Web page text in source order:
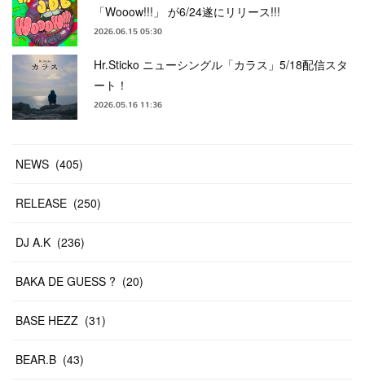
「Wooow!!!」 が6/24遂にリリース!!!
2026.06.15 05:30
Hr.Sticko ニューシングル「カラス」5/18配信スタ
ート！
2026.05.16 11:36
NEWS (405)
RELEASE (250)
DJ A.K (236)
BAKA DE GUESS ? (20)
BASE HEZZ (31)
BEAR.B (43)